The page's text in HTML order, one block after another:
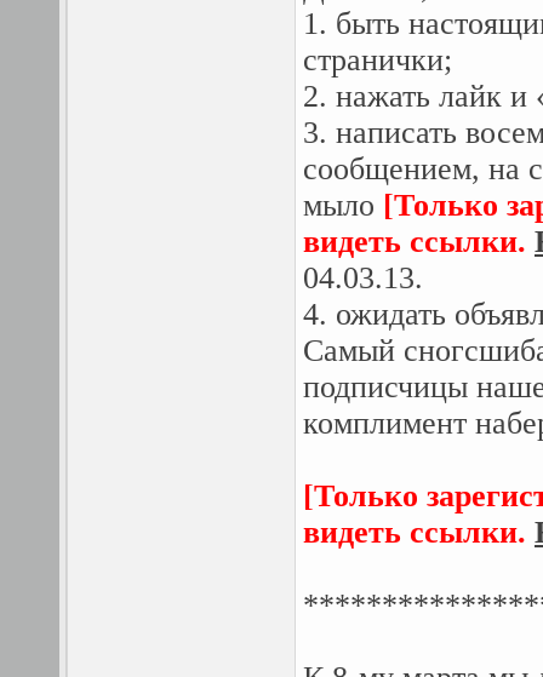
1. быть
странички;
2. нажать лайк и
3. написать
сообщением, на
мыло [Только
видеть ссылки.
04.03.13.
4. ожидать
Самый
подписчицы
комплимент
[Только
видеть ссылки.